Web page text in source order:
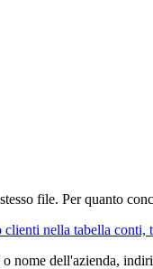
file. Per quanto
clienti nella tabella
dell'azienda,